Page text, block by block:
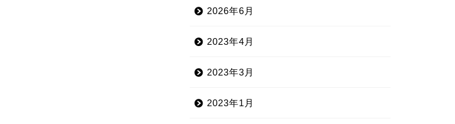
2026年6月
2023年4月
2023年3月
2023年1月